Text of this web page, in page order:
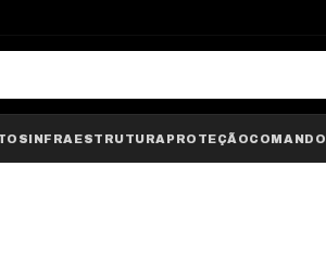
INFRAESTRUTURA PROTEÇÃOCOMANDO